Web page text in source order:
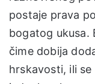
postaje prava
bogatog ukusa.
čime dobija
hrskavosti, ili